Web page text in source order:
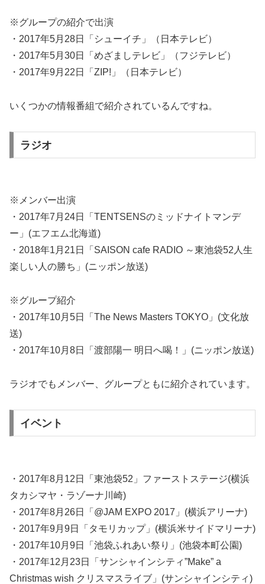
※グループの紹介で出演
・2017年5月28日「シューイチ」（日本テレビ）
・2017年5月30日「めざましテレビ」（フジテレビ）
・2017年9月22日「ZIP!」（日本テレビ）
いくつかの情報番組で紹介されているんですね。
ラジオ
※メンバー出演
・2017年7月24日「TENTSENSのミッドナイトマンデ
ー」(エフエム北海道)
・2018年1月21日「SAISON cafe RADIO ～東池袋52人生
楽しい人の勝ち」(ニッポン放送)
※グループ紹介
・2017年10月5日「The News Masters TOKYO」(文化放
送)
・2017年10月8日「渡部陽一 明日へ喝！」(ニッポン放送)
ラジオでもメンバー、グループともに紹介されています。
イベント
・2017年8月12日「東池袋52」ファーストステージ(横浜
タカシマヤ・ラゾーナ川崎)
・2017年8月26日「@JAM EXPO 2017」(横浜アリーナ)
・2017年9月9日「タモリカップ」(横浜米サイドマリーナ)
・2017年10月9日「池袋ふれあい祭り」(池袋本町公園)
・2017年12月23日「サンシャインシティ”Make” a
Christmas wish クリスマスライブ」(サンシャインシティ)